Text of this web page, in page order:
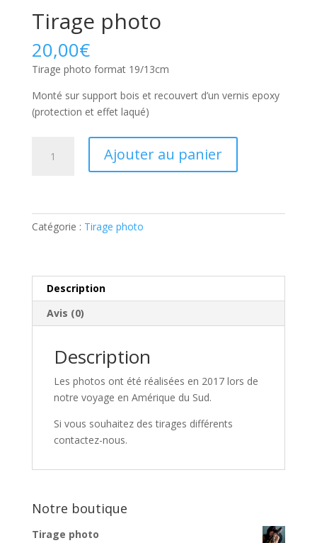
Tirage photo
20,00€
Tirage photo format 19/13cm
Monté sur support bois et recouvert d’un vernis epoxy
(protection et effet laqué)
Ajouter au panier
Catégorie : Tirage photo
Description
Avis (0)
Description
Les photos ont été réalisées en 2017 lors de
notre voyage en Amérique du Sud.
Si vous souhaitez des tirages différents
contactez-nous.
Notre boutique
Tirage photo